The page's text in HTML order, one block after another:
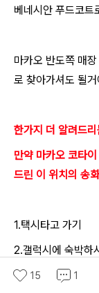
베네시안 푸드코트
마카오 반도쪽 매
로 찾아가셔도 될거
한가지 더 알려드
만약 마카오 코타
드린 이 위치의 송
1.택시타고 가기
2.갤럭시에 숙박하
스 타고 가서 찾아가
15 1